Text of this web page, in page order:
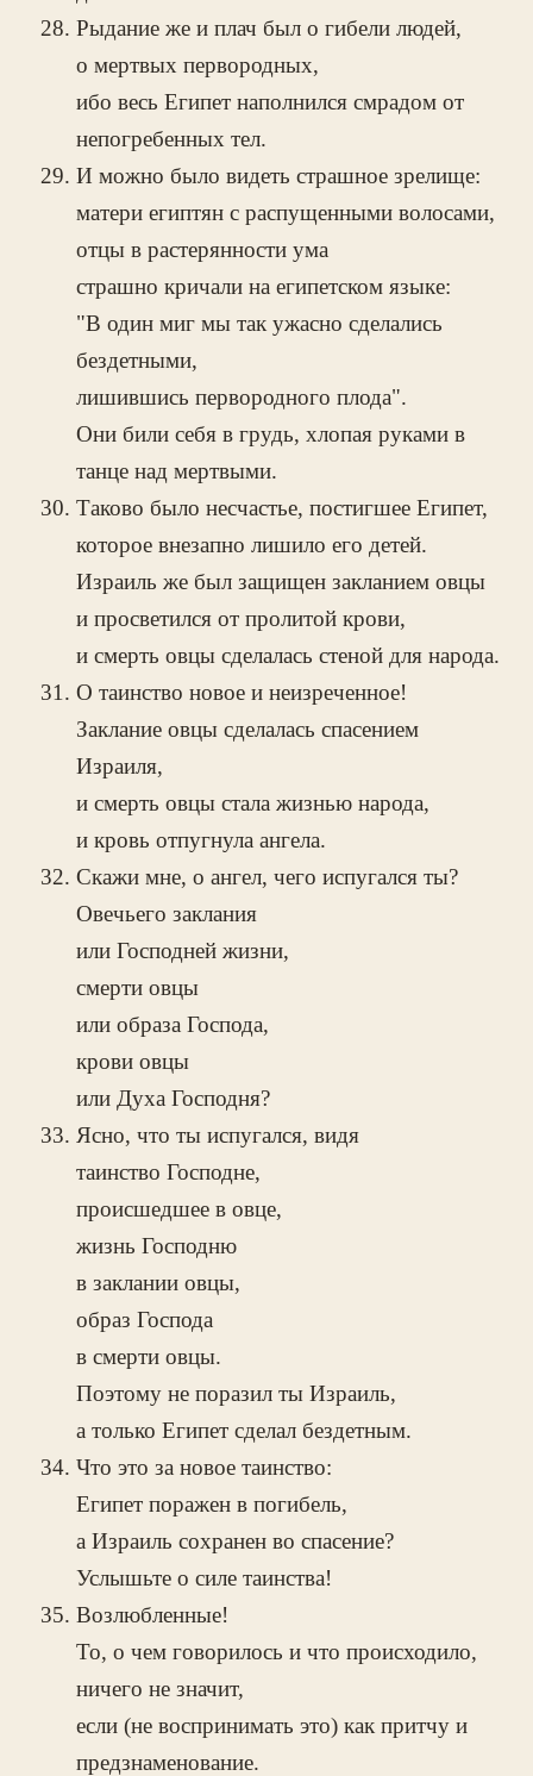
Рыдание же и плач был о гибели людей,
о мертвых первородных,
ибо весь Египет наполнился смрадом от
непогребенных тел.
И можно было видеть страшное зрелище:
матери египтян с распущенными волосами,
отцы в растерянности ума
страшно кричали на египетском языке:
"В один миг мы так ужасно сделались
бездетными,
лишившись первородного плода".
Они били себя в грудь, хлопая руками в
танце над мертвыми.
Таково было несчастье, постигшее Египет,
которое внезапно лишило его детей.
Израиль же был защищен закланием овцы
и просветился от пролитой крови,
и смерть овцы сделалась стеной для народа.
О таинство новое и неизреченное!
Заклание овцы сделалась спасением
Израиля,
и смерть овцы стала жизнью народа,
и кровь отпугнула ангела.
Скажи мне, о ангел, чего испугался ты?
Овечьего заклания
или Господней жизни,
смерти овцы
или образа Господа,
крови овцы
или Духа Господня?
Ясно, что ты испугался, видя
таинство Господне,
происшедшее в овце,
жизнь Господню
в заклании овцы,
образ Господа
в смерти овцы.
Поэтому не поразил ты Израиль,
а только Египет сделал бездетным.
Что это за новое таинство:
Египет поражен в погибель,
а Израиль сохранен во спасение?
Услышьте о силе таинства!
Возлюбленные!
То, о чем говорилось и что происходило,
ничего не значит,
если (не воспринимать это) как притчу и
предзнаменование.